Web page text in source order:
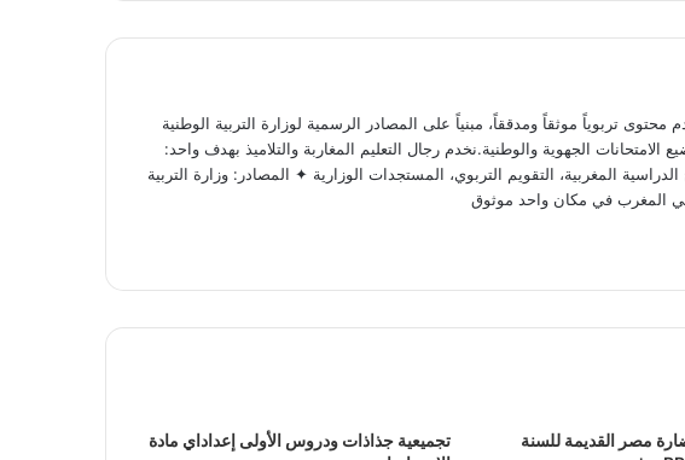
تربوياً موثقاً ومدققاً، مبنياً على المصادر الرسمية لوزارة التربية الوطنية
الجهوية والوطنية.نخدم رجال التعليم المغاربة والتلاميذ بهدف واحد:
المغربية، التقويم التربوي، المستجدات الوزارية ✦ المصادر: وزارة التربية
في المغرب في مكان واحد موثوق
مصر القديمة للسنة
تجميعية جذاذات ودروس الأولى إعداداي مادة